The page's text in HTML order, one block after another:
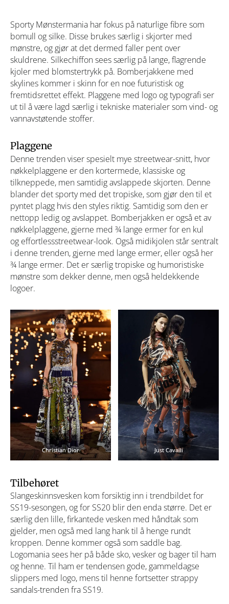
Sporty Mønstermania har fokus på naturlige fibre som
bomull og silke. Disse brukes særlig i skjorter med
mønstre, og gjør at det dermed faller pent over
skuldrene. Silkechiffon sees særlig på lange, flagrende
kjoler med blomstertrykk på. Bomberjakkene med
skylines kommer i skinn for en noe futuristisk og
fremtidsrettet effekt. Plaggene med logo og typografi ser
ut til å være lagd særlig i tekniske materialer som vind- og
vannavstøtende stoffer.
Plaggene
Denne trenden viser spesielt mye streetwear-snitt, hvor
nøkkelplaggene er den kortermede, klassiske og
tilkneppede, men samtidig avslappede skjorten. Denne
blander det sporty med det tropiske, som gjør den til et
pyntet plagg hvis den styles riktig. Samtidig som den er
nettopp ledig og avslappet. Bomberjakken er også et av
nøkkelplaggene, gjerne med ¾ lange ermer for en kul
og effortlessstreetwear-look. Også midikjolen står sentralt
i denne trenden, gjerne med lange ermer, eller også her
¾ lange ermer. Det er særlig tropiske og humoristiske
mønstre som dekker denne, men også heldekkende
logoer.
Christian Dior Just Cavalli
Tilbehøret
Slangeskinnsvesken kom forsiktig inn i trendbildet for
SS19-sesongen, og for SS20 blir den enda større. Det er
særlig den lille, firkantede vesken med håndtak som
gjelder, men også med lang hank til å henge rundt
kroppen. Denne kommer også som saddle bag.
Logomania sees her på både sko, vesker og bager til ham
og henne. Til ham er tendensen gode, gammeldagse
slippers med logo, mens til henne fortsetter strappy
sandals-trenden fra SS19.